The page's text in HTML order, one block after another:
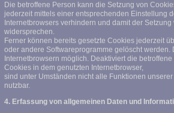
Die betroffene Person kann die Setzung von
jederzeit mittels einer entsprechenden Einstellung
Internetbrowsers verhindern und damit der
widersprechen.
Ferner können bereits gesetzte Cookies jederzeit
oder andere Softwareprogramme gelöscht werden.
Internetbrowsern möglich. Deaktiviert die
Cookies in dem genutzten Internetbrowser,
sind unter Umständen nicht alle Funktionen
nutzbar.
4. Erfassung von allgemeinen Daten und